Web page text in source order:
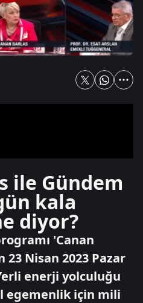
ile Gündem
kala
diyor?
'Canan
23 Nisan 2023 Pazar
enerji yolculuğu
egemenlik için mili